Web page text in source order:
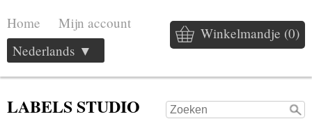
Home Mijn account
Winkelmandje (0)
Nederlands ▼
LABELS STUDIO